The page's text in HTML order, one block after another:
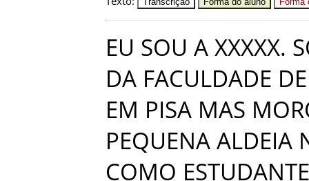
EU SOU A XXXXX.
DA FACULDADE DE
EM PISA MAS
PEQUENA ALDEIA
COMO ESTUDANTE